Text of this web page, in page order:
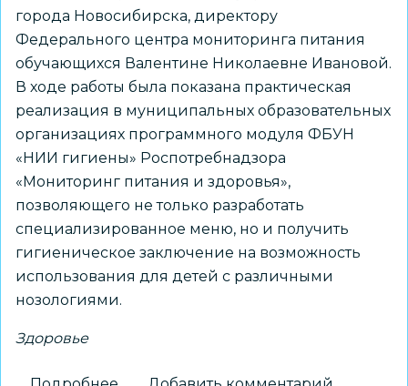
города Новосибирска, директору
Федерального центра мониторинга питания
обучающихся Валентине Николаевне Ивановой.
В ходе работы была показана практическая
реализация в муниципальных образовательных
организациях программного модуля ФБУН
«НИИ гигиены» Роспотребнадзора
«Мониторинг питания и здоровья»,
позволяющего не только разработать
специализированное меню, но и получить
гигиеническое заключение на возможность
использования для детей с различными
нозологиями.
Здоровье